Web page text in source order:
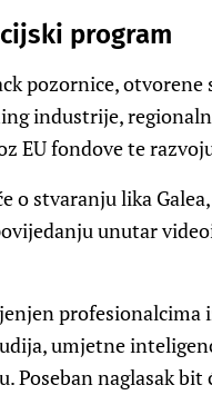
program
pozornice,
industrije,
EU fondove te
o stvaranju lika
unutar
umjetne
Poseban naglasak